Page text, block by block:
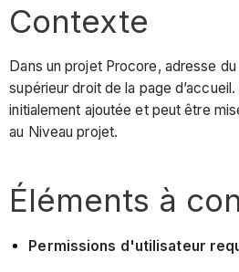
Contexte
Dans un projet Procore, adresse
supérieur droit de la page
initialement ajoutée et peut être
au Niveau projet.
Éléments à
Permissions d'utilisateur